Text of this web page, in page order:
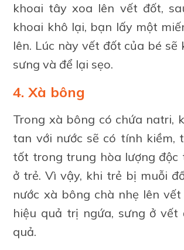
khoai tây xoa lên vết đốt,
khoai khô lại, bạn lấy một
lên. Lúc này vết đốt của bé sẽ
sưng và để lại sẹo.
4. Xà bông
Trong xà bông có chứa natri,
tan với nước sẽ có tính kiềm,
tốt trong trung hòa lượng độc
ở trẻ. Vì vậy, khi trẻ bị muỗi
nước xà bông chà nhẹ lên
hiệu quả trị ngứa, sưng ở vết
quả.